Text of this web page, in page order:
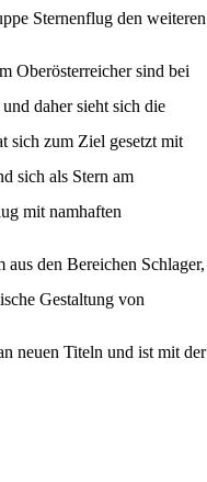
Sternenflug den weiteren
Oberösterreicher sind bei
daher sieht sich die
sich zum Ziel gesetzt mit
sich als Stern am
mit namhaften
den Bereichen Schlager,
Gestaltung von
neuen Titeln und ist mit der